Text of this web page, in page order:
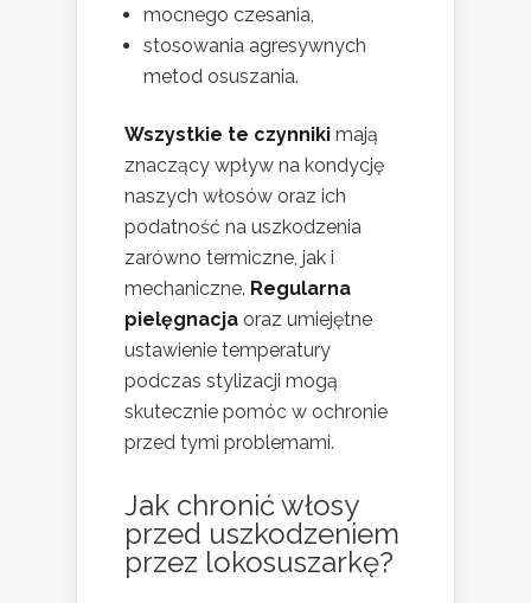
mocnego czesania,
stosowania agresywnych
metod osuszania.
Wszystkie te czynniki mają
znaczący wpływ na kondycję
naszych włosów oraz ich
podatność na uszkodzenia
zarówno termiczne, jak i
mechaniczne. Regularna
pielęgnacja oraz umiejętne
ustawienie temperatury
podczas stylizacji mogą
skutecznie pomóc w ochronie
przed tymi problemami.
Jak chronić włosy
przed uszkodzeniem
przez lokosuszarkę?